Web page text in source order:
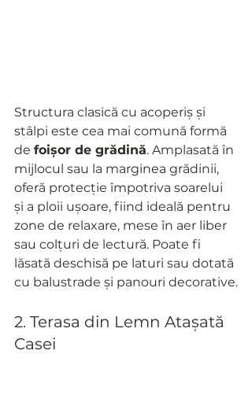
Structura clasică cu acoperiș și
stâlpi este cea mai comună formă
de foișor de grădină. Amplasată în
mijlocul sau la marginea grădinii,
oferă protecție împotriva soarelui
și a ploii ușoare, fiind ideală pentru
zone de relaxare, mese în aer liber
sau colțuri de lectură. Poate fi
lăsată deschisă pe laturi sau dotată
cu balustrade și panouri decorative.
2. Terasa din Lemn Atașată
Casei